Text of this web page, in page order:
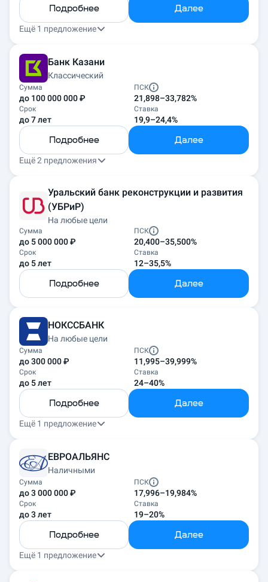
Подробнее Далее
Ещё 1 предложение
Банк Казани
Классический
Сумма
до 100 000 000 ₽
Срок
до 7 лет
ПСК
21,898–33,782%
Ставка
19,9–24,4%
Подробнее Далее
Ещё 2 предложения
Уральский банк реконструкции и развития
(УБРиР)
На любые цели
Сумма
до 5 000 000 ₽
Срок
до 5 лет
ПСК
20,400–35,500%
Ставка
12–35,5%
Подробнее Далее
НОКССБАНК
На любые цели
Сумма
до 300 000 ₽
Срок
до 5 лет
ПСК
11,995–39,999%
Ставка
24–40%
Подробнее Далее
Ещё 1 предложение
ЕВРОАЛЬЯНС
Наличными
Сумма
до 3 000 000 ₽
Срок
до 3 лет
ПСК
17,996–19,984%
Ставка
19–20%
Подробнее Далее
Ещё 1 предложение